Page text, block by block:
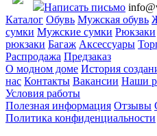
Написать письмо
Каталог Обувь Мужская обувь
сумки Мужские сумки Рюкзаки
рюкзаки Багаж Аксессуары
Распродажа Предзаказ
О модном доме История
нас Контакты Вакансии Наши
Условия работы
Полезная информация Отзывы
Политика конфиденциальности